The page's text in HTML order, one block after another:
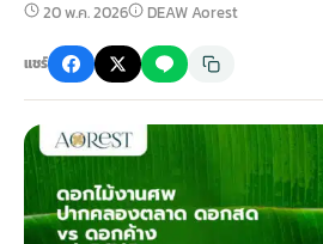
จัดดอกไม้หน้าศพ
ดอกไม้หน้าหีบ
ดอกไม้หน้างานศพ
สั่งพวงหรีด
ร้านพวงหรีด
ดอกไม้พวงหรีด
มรุสีขาว
ไม้หน้าเมรุ
กไม้หน้าเมรุ
ไม้งานแต่ง ราคาถูก
ไม้งานแต่ง กรุงเทพ
อกไม้งานแต่ง
พวงหรีดพัดลม ราคาถูก
พวงหรีดพัดลม กรุงเทพ
พวงหรีดพัดลม ส่งด่วน
รับจัดงานศพ ครบวงจร
รับจัดงานศพ กรุงเทพ
แพ็คเกจจัดงานศพ
20 พ.ค. 2026 DEAW Aorest
แชร์